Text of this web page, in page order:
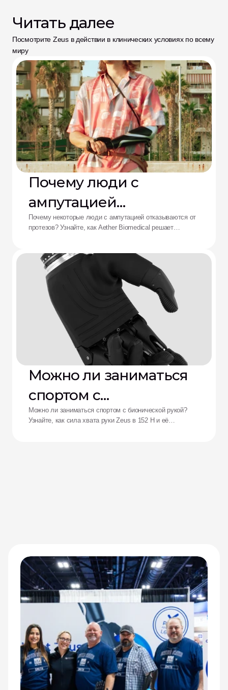
Читать далее
Посмотрите Zeus в действии в клинических условиях по всему
миру
Почему люди с
ампутацией
отказываются от
Aether
Почему некоторые люди с ампутацией отказываются от
протезов? Узнайте, как Aether Biomedical решает
Можно ли заниматься
спортом с
бионической рукой?
Можно ли заниматься спортом с бионической рукой?
Узнайте, как сила хвата руки Zeus в 152 Н и её